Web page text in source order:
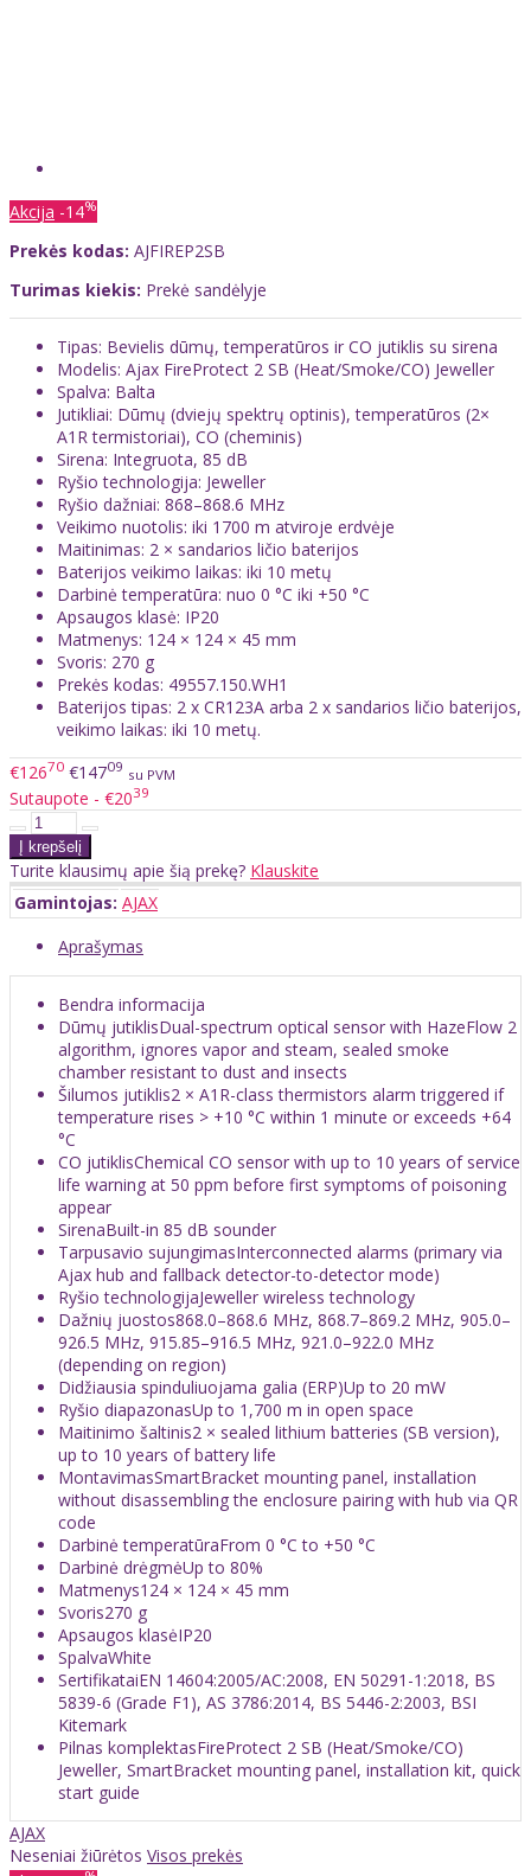
Akcija -14%
Prekės kodas: AJFIREP2SB
Turimas kiekis: Prekė sandėlyje
Tipas: Bevielis dūmų, temperatūros ir CO jutiklis su sirena
Modelis: Ajax FireProtect 2 SB (Heat/Smoke/CO) Jeweller
Spalva: Balta
Jutikliai: Dūmų (dviejų spektrų optinis), temperatūros (2×
A1R termistoriai), CO (cheminis)
Sirena: Integruota, 85 dB
Ryšio technologija: Jeweller
Ryšio dažniai: 868–868.6 MHz
Veikimo nuotolis: iki 1700 m atviroje erdvėje
Maitinimas: 2 × sandarios ličio baterijos
Baterijos veikimo laikas: iki 10 metų
Darbinė temperatūra: nuo 0 °C iki +50 °C
Apsaugos klasė: IP20
Matmenys: 124 × 124 × 45 mm
Svoris: 270 g
Prekės kodas: 49557.150.WH1
Baterijos tipas: 2 x CR123A arba 2 x sandarios ličio baterijos,
veikimo laikas: iki 10 metų.
€12670 €14709 su PVM
Sutaupote - €2039
Turite klausimų apie šią prekę? Klauskite
Gamintojas: AJAX
Aprašymas
Bendra informacija
Dūmų jutiklisDual-spectrum optical sensor with HazeFlow 2
algorithm, ignores vapor and steam, sealed smoke
chamber resistant to dust and insects
Šilumos jutiklis2 × A1R-class thermistors alarm triggered if
temperature rises > +10 °C within 1 minute or exceeds +64
°C
CO jutiklisChemical CO sensor with up to 10 years of service
life warning at 50 ppm before first symptoms of poisoning
appear
SirenaBuilt-in 85 dB sounder
Tarpusavio sujungimasInterconnected alarms (primary via
Ajax hub and fallback detector-to-detector mode)
Ryšio technologijaJeweller wireless technology
Dažnių juostos868.0–868.6 MHz, 868.7–869.2 MHz, 905.0–
926.5 MHz, 915.85–916.5 MHz, 921.0–922.0 MHz
(depending on region)
Didžiausia spinduliuojama galia (ERP)Up to 20 mW
Ryšio diapazonasUp to 1,700 m in open space
Maitinimo šaltinis2 × sealed lithium batteries (SB version),
up to 10 years of battery life
MontavimasSmartBracket mounting panel, installation
without disassembling the enclosure pairing with hub via QR
code
Darbinė temperatūraFrom 0 °C to +50 °C
Darbinė drėgmėUp to 80%
Matmenys124 × 124 × 45 mm
Svoris270 g
Apsaugos klasėIP20
SpalvaWhite
SertifikataiEN 14604:2005/AC:2008, EN 50291-1:2018, BS
5839-6 (Grade F1), AS 3786:2014, BS 5446-2:2003, BSI
Kitemark
Pilnas komplektasFireProtect 2 SB (Heat/Smoke/CO)
Jeweller, SmartBracket mounting panel, installation kit, quick
start guide
AJAX
Neseniai žiūrėtos Visos prekės